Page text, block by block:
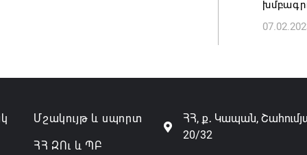
Մշակույթ և սպորտ
ՀՀ ԶՈւ և ՊԲ
ՀՀ, ք․ Կապան,
20/32